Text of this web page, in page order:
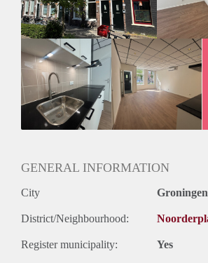
inductiekookplaat, afzuigkap, koelkast en
oven/magnetron. De badkamer beschikt
een wastafel. Daarnaast is er een apart
wastafel. Tot slot beschikt de woning over
Huurprijs
De huurprijs bedraagt: €1.500,- exclusief
Vanwege het hoge aantal aanvragen
iedereen reageren. Wij nodigen
uit voor een bezichtiging. We kunnen
GENERAL INFORMATION
City Groningen
District/Neighbourhood:
Register municipality: Yes